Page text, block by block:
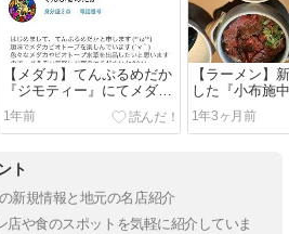
【メダカ】てんぷるめだか
『ジモティー』にてメダカ
と水生植物の販売を開始し
ました！
1年前
【ラーメン】
した『小布施
野』さんへ行
た！
1年3ヶ月前
ト
新規情報と地元の名店紹介
や食のスポットを気軽に紹介していま